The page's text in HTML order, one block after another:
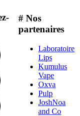
# Nos
partenaires
Laboratoire
Lips
Kumulus
Vape
Oxva
Pulp
JoshNoa
and Co